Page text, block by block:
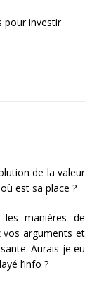
pour investir.
de la valeur
est sa place ?
manières de
vos arguments et
Aurais-je eu
l’info ?